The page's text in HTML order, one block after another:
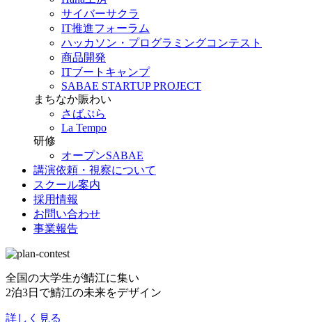
サイバーサクラ
IT推進フォーラム
ハッカソン・プログラミングコンテスト
商品開発
ITブートキャンプ
SABAE STARTUP PROJECT
まちなか賑わい
さばぷら
La Tempo
研修
オープンSABAE
講演依頼・視察について
スクール案内
採用情報
お問い合わせ
事業報告
全国の大学生が鯖江に集い
2泊3日で鯖江の未来をデザイン
詳しく見る